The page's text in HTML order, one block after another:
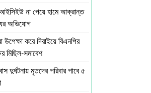
না পেয়ে হামে আক্রান্ত
অভিযোগ
উপেক্ষা করে দিরাইয়ে বিএনপির
মিছিল-সমাবেশ
দুর্ঘটনায় মৃতদের পরিবার পাবে ৫